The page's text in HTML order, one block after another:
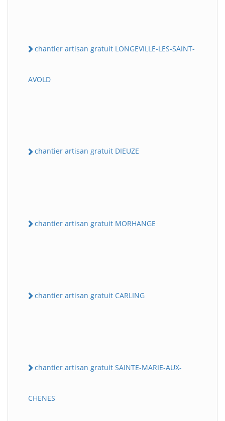
chantier artisan gratuit LONGEVILLE-LES-SAINT-
AVOLD
chantier artisan gratuit DIEUZE
chantier artisan gratuit MORHANGE
chantier artisan gratuit CARLING
chantier artisan gratuit SAINTE-MARIE-AUX-
CHENES